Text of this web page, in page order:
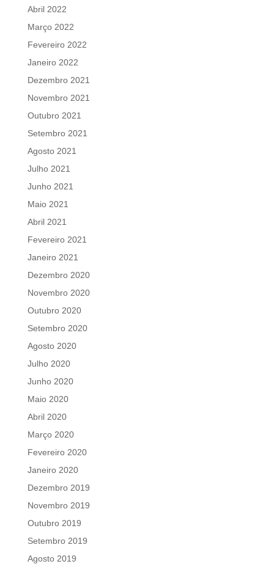
Abril 2022
Março 2022
Fevereiro 2022
Janeiro 2022
Dezembro 2021
Novembro 2021
Outubro 2021
Setembro 2021
Agosto 2021
Julho 2021
Junho 2021
Maio 2021
Abril 2021
Fevereiro 2021
Janeiro 2021
Dezembro 2020
Novembro 2020
Outubro 2020
Setembro 2020
Agosto 2020
Julho 2020
Junho 2020
Maio 2020
Abril 2020
Março 2020
Fevereiro 2020
Janeiro 2020
Dezembro 2019
Novembro 2019
Outubro 2019
Setembro 2019
Agosto 2019